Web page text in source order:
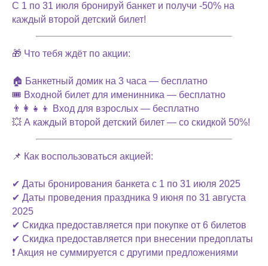
С 1 по 31 июля бронируй банкет и получи -50% на
каждый второй детский билет!
🎁 Что тебя ждёт по акции:
🏠 Банкетный домик на 3 часа — бесплатно
🎟 Входной билет для именинника — бесплатно
👨‍👩‍👧‍👦 Вход для взрослых — бесплатно
💥 А каждый второй детский билет — со скидкой 50%!
📌 Как воспользоваться акцией:
✔ Даты бронирования банкета с 1 по 31 июля 2025
✔ Даты проведения праздника 9 июня по 31 августа
2025
✔ Скидка предоставляется при покупке от 6 билетов
✔ Скидка предоставляется при внесении предоплаты
❗ Акция не суммируется с другими предложениями